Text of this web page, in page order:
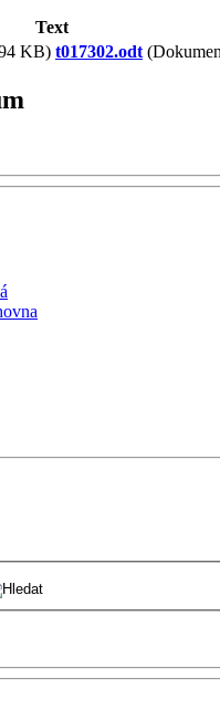
Text
KB) t017302.odt